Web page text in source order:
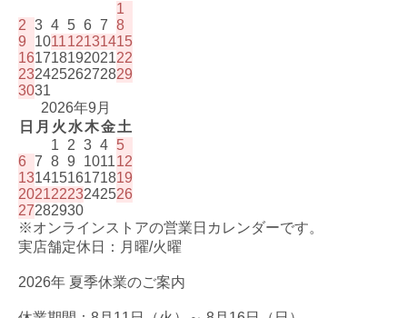
1
2 3 4 5 6 7 8
9
101112131415
16171819202122
23242526272829
3031
2026年9月
日 月 火 水木金土
1
2 3 4 5
6 7 8 9 101112
13141516171819
20212223242526
27282930
※オンラインストアの営業日カレンダーです。
実店舗定休日：月曜/火曜
2026年 夏季休業のご案内